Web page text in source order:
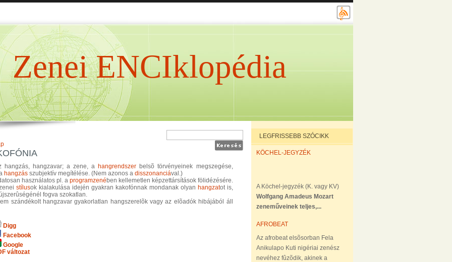
Zenei ENCIklopédia
hangzás, hangzavar; a zene, a hangrendszer belsõ törvényeinek megszegése,
hangzásszubjektív megítélése. (Nem azonos a disszonanciával.)
használatos pl. a programzenében kellemetlen képzettársítások fölidézésére.
stílusok kialakulása idején gyakran kakofónnak mondanak olyan hangzatot is,
fogva szokatlan.
szándékolt hangzavar gyakorlatlan hangszerelõk vagy az elõadók hibájából áll
Digg
Facebook
Google
változat
LEGFRISSEBB SZÓCIKK
KÖCHEL-JEGYZÉK
A Köchel-jegyzék (K. vagy KV)
Wolfgang Amadeus Mozart
zeneműveinek teljes,...
AFROBEAT
Az afrobeat elsõsorban Fela
Anikulapo Kuti nigériai zenész
nevéhez fûzõdik, akinek a